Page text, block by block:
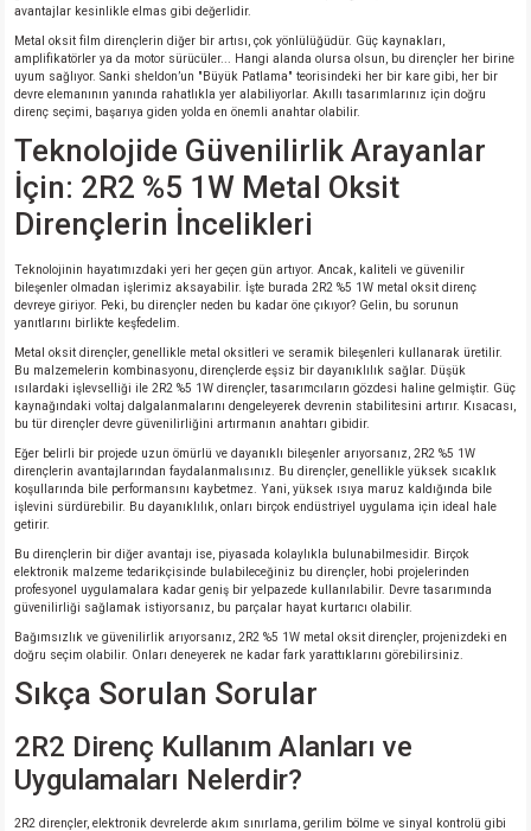
avantajlar kesinlikle elmas gibi değerlidir.
Metal oksit film dirençlerin diğer bir artısı, çok yönlülüğüdür. Güç kaynakları,
amplifikatörler ya da motor sürücüler... Hangi alanda olursa olsun, bu dirençler her birine
uyum sağlıyor. Sanki sheldon’un "Büyük Patlama" teorisindeki her bir kare gibi, her bir
devre elemanının yanında rahatlıkla yer alabiliyorlar. Akıllı tasarımlarınız için doğru
direnç seçimi, başarıya giden yolda en önemli anahtar olabilir.
Teknolojide Güvenilirlik Arayanlar
İçin: 2R2 %5 1W Metal Oksit
Dirençlerin İncelikleri
Teknolojinin hayatımızdaki yeri her geçen gün artıyor. Ancak, kaliteli ve güvenilir
bileşenler olmadan işlerimiz aksayabilir. İşte burada 2R2 %5 1W metal oksit direnç
devreye giriyor. Peki, bu dirençler neden bu kadar öne çıkıyor? Gelin, bu sorunun
yanıtlarını birlikte keşfedelim.
Metal oksit dirençler, genellikle metal oksitleri ve seramik bileşenleri kullanarak üretilir.
Bu malzemelerin kombinasyonu, dirençlerde eşsiz bir dayanıklılık sağlar. Düşük
ısılardaki işlevselliği ile 2R2 %5 1W dirençler, tasarımcıların gözdesi haline gelmiştir. Güç
kaynağındaki voltaj dalgalanmalarını dengeleyerek devrenin stabilitesini artırır. Kısacası,
bu tür dirençler devre güvenilirliğini artırmanın anahtarı gibidir.
Eğer belirli bir projede uzun ömürlü ve dayanıklı bileşenler arıyorsanız, 2R2 %5 1W
dirençlerin avantajlarından faydalanmalısınız. Bu dirençler, genellikle yüksek sıcaklık
koşullarında bile performansını kaybetmez. Yani, yüksek ısıya maruz kaldığında bile
işlevini sürdürebilir. Bu dayanıklılık, onları birçok endüstriyel uygulama için ideal hale
getirir.
Bu dirençlerin bir diğer avantajı ise, piyasada kolaylıkla bulunabilmesidir. Birçok
elektronik malzeme tedarikçisinde bulabileceğiniz bu dirençler, hobi projelerinden
profesyonel uygulamalara kadar geniş bir yelpazede kullanılabilir. Devre tasarımında
güvenilirliği sağlamak istiyorsanız, bu parçalar hayat kurtarıcı olabilir.
Bağımsızlık ve güvenilirlik arıyorsanız, 2R2 %5 1W metal oksit dirençler, projenizdeki en
doğru seçim olabilir. Onları deneyerek ne kadar fark yarattıklarını görebilirsiniz.
Sıkça Sorulan Sorular
2R2 Direnç Kullanım Alanları ve
Uygulamaları Nelerdir?
2R2 dirençler, elektronik devrelerde akım sınırlama, gerilim bölme ve sinyal kontrolü gibi